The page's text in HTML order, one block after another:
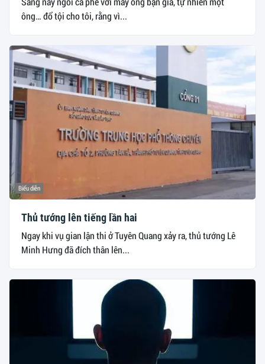
ông… đổ tội cho tôi, rằng vì...
Biểu diễn
Thủ tướng lên tiếng lần hai
Ngay khi vụ gian lận thi ở Tuyên Quang xảy ra, thủ tướng Lê
Minh Hưng đã đích thân lên...